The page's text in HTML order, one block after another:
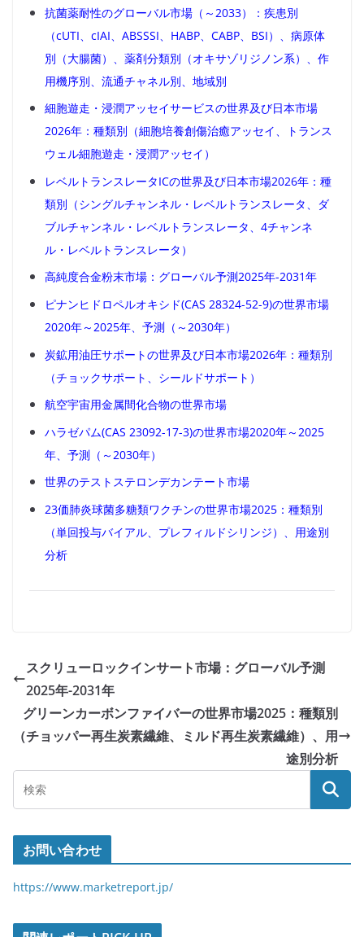
抗菌薬耐性のグローバル市場（～2033）：疾患別
（cUTI、cIAI、ABSSSI、HABP、CABP、BSI）、病原体
別（大腸菌）、薬剤分類別（オキサゾリジノン系）、作
用機序別、流通チャネル別、地域別
細胞遊走・浸潤アッセイサービスの世界及び日本市場
2026年：種類別（細胞培養創傷治癒アッセイ、トランス
ウェル細胞遊走・浸潤アッセイ）
レベルトランスレータICの世界及び日本市場2026年：種
類別（シングルチャンネル・レベルトランスレータ、ダ
ブルチャンネル・レベルトランスレータ、4チャンネ
ル・レベルトランスレータ）
高純度合金粉末市場：グローバル予測2025年-2031年
ピナンヒドロペルオキシド(CAS 28324-52-9)の世界市場
2020年～2025年、予測（～2030年）
炭鉱用油圧サポートの世界及び日本市場2026年：種類別
（チョックサポート、シールドサポート）
航空宇宙用金属間化合物の世界市場
ハラゼパム(CAS 23092-17-3)の世界市場2020年～2025
年、予測（～2030年）
世界のテストステロンデカンテート市場
23価肺炎球菌多糖類ワクチンの世界市場2025：種類別
（単回投与バイアル、プレフィルドシリンジ）、用途別
分析
スクリューロックインサート市場：グローバル予測
2025年-2031年
グリーンカーボンファイバーの世界市場2025：種類別
（チョッパー再生炭素繊維、ミルド再生炭素繊維）、用
途別分析
お問い合わせ
https://www.marketreport.jp/